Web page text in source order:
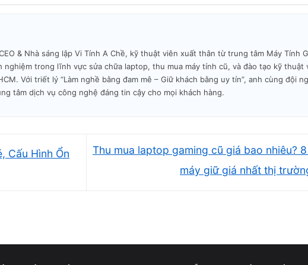
động ổn định trong nhiều năm.
• CPU: i3 gen 4–6 / i5 gen 3–4
• RAM: 4GB (nâng 8GB là tốt nhất)
• SSD: 120–256GB (bắt buộc)
• Sinh viên ngân sách
• Word, Excel, học
• Máy phụ, máy dự
7200U…)
phòng
& Nhà sáng lập Vi Tính A Chề, kỹ thuật viên xuất thân từ trung tâm Máy Tính
nghiệm trong lĩnh vực sửa chữa laptop, thu mua máy tính cũ, và đào tạo kỹ thuật
Với triết lý “Làm nghề bằng đam mê – Giữ khách bằng uy tín”, anh cùng đội
tâm dịch vụ công nghệ đáng tin cậy cho mọi khách hàng.
Cấu Hình Ổn
Thu mua laptop gaming cũ giá bao nhiêu?
máy giữ giá nhất thị